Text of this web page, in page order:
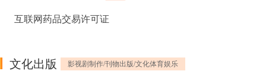
互联网药品交易许可证
文化出版 影视剧制作/刊物出版/文化体育娱乐